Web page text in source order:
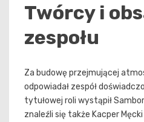
Twórcy i
zespołu
Za budowę przejmującej
odpowiadał zespół
tytułowej roli wystąpił
znaleźli się także Kacper